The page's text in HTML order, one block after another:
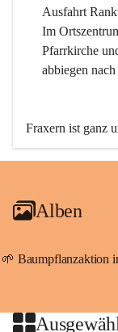
Ausfahrt
Im
Pfarrkirche
abbiegen
Fraxern ist ganz
den öffentlichen
An Samstagen,
persönlichen
Haltestelle
beide Fahrten
Alben
🌱 Baumpflanzaktion